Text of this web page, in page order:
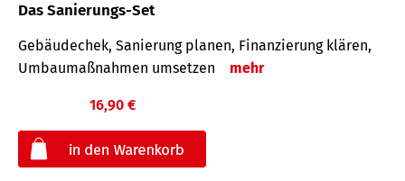
Das Sanierungs-Set
Gebäudechek, Sanierung planen, Finanzierung klären,
Umbaumaßnahmen umsetzen
mehr
16,90 €